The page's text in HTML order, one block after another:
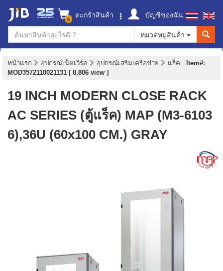
0 ตะกร้าสินค้า
บัญชีของฉัน
หมวดหมู่สินค้า
หน้าแรก อุปกรณ์เน็ตเวิร์ค อุปกรณ์เสริมเครือข่าย แร็ค : Item#:
MOD3572110021131 [ 8,806 view ]
19 INCH MODERN CLOSE RACK
AC SERIES (ตู้แร็ค) MAP (M3-6103
6),36U (60x100 CM.) GRAY